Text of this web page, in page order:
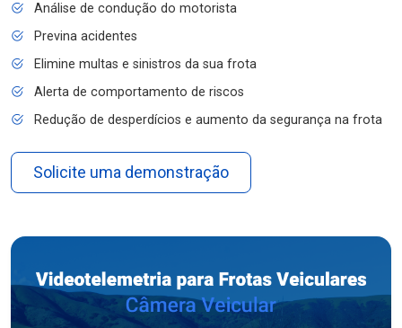
Análise de condução do motorista
Previna acidentes
Elimine multas e sinistros da sua frota
Alerta de comportamento de riscos
Redução de desperdícios e aumento da segurança na frota
Solicite uma demonstração